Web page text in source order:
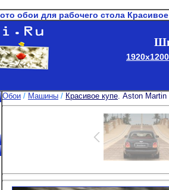
обои для рабочего стола Красивое
1920x1200
Обои / Машины / Красивое купе. Aston Martin